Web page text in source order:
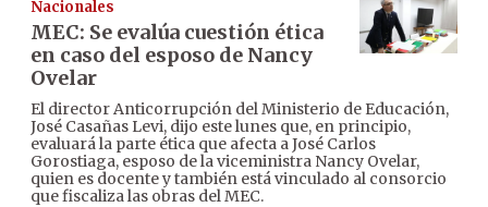
Nacionales
MEC: Se evalúa cuestión ética
en caso del esposo de Nancy
Ovelar
El director Anticorrupción del Ministerio de Educación,
José Casañas Levi, dijo este lunes que, en principio,
evaluará la parte ética que afecta a José Carlos
Gorostiaga, esposo de la viceministra Nancy Ovelar,
quien es docente y también está vinculado al consorcio
que fiscaliza las obras del MEC.